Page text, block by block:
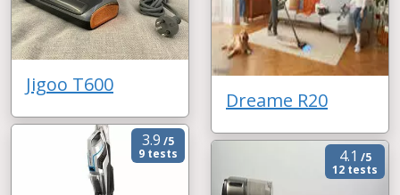
Jigoo T600
3.9 /5
9 tests
Dreame R20
4.1 /5
12 tests